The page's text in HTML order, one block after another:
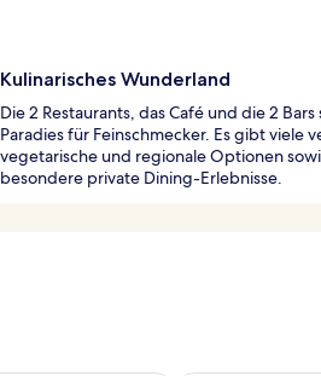
Kulinarisches Wunderland
Die 2 Restaurants, das Café und die 2 Bars
Paradies für Feinschmecker. Es gibt viele
vegetarische und regionale Optionen
besondere private Dining-Erlebnisse.